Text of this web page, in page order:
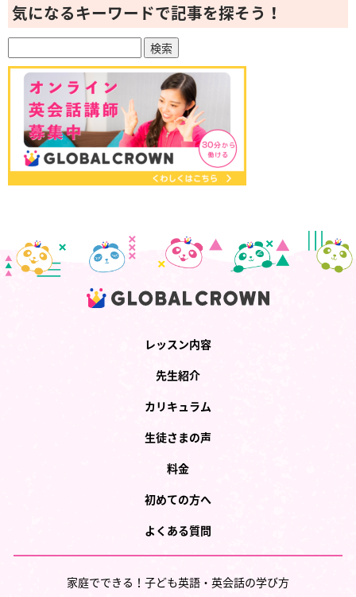
気になるキーワードで記事を探そう！
レッスン内容
先生紹介
カリキュラム
生徒さまの声
料金
初めての方へ
よくある質問
家庭でできる！子ども英語・英会話の学び方